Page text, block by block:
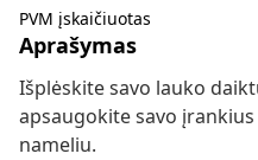
PVM įskaičiuotas
Aprašymas
Išplėskite savo lauko
apsaugokite savo
nameliu.